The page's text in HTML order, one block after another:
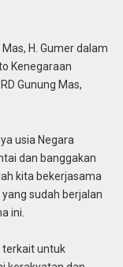
H. Gumer dalam
Kenegaraan
Gunung Mas,
usia Negara
dan banggakan
kita bekerjasama
sudah berjalan
ini.
terkait untuk